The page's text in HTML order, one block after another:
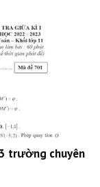
trường chuyên